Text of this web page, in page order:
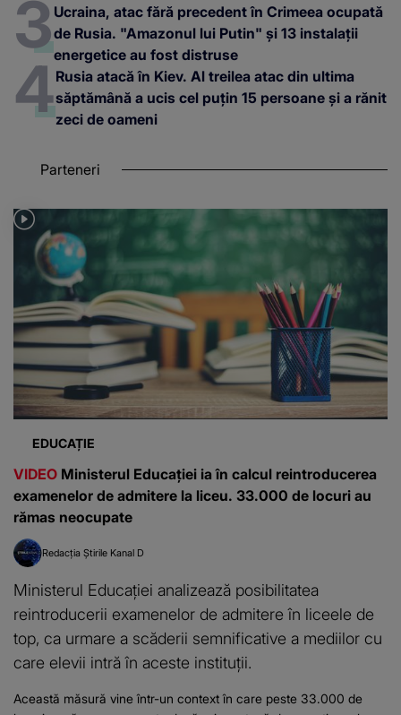
Ucraina, atac fără precedent în Crimeea ocupată
de Rusia. "Amazonul lui Putin" și 13 instalații
energetice au fost distruse
Rusia atacă în Kiev. Al treilea atac din ultima
săptămână a ucis cel puțin 15 persoane și a rănit
zeci de oameni
Parteneri
EDUCAȚIE
VIDEO Ministerul Educației ia în calcul reintroducerea
examenelor de admitere la liceu. 33.000 de locuri au
rămas neocupate
Redacția Știrile Kanal D
Ministerul Educației analizează posibilitatea
reintroducerii examenelor de admitere în liceele de
top, ca urmare a scăderii semnificative a mediilor cu
care elevii intră în aceste instituții.
Această măsură vine într-un context în care peste 33.000 de